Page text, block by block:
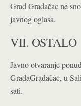
Grad Gradačac ne
javnog oglasa.
VII. OSTALO
Javno otvaranje
GradaGradačac, u
sati.